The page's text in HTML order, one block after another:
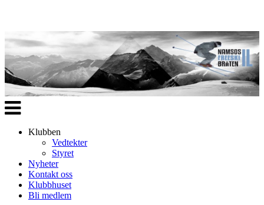
Veksle
navigasjon
Klubben
Vedtekter
Styret
Nyheter
Kontakt oss
Klubbhuset
Bli medlem